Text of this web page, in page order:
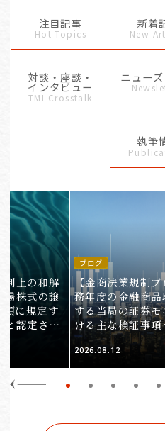
注目記事
Hot Topics
新着
New
対談・座談・
インタビュー
TMI Crosstalk
ニュー
執筆
判上の和解
場株式の譲
に規定す
と認定され
ブログ
【金商法業規制
務年度の金融商
する当局の証券
ける主な検証事
8事務年度 証券モ
方針」の解説～（
2026.08.12